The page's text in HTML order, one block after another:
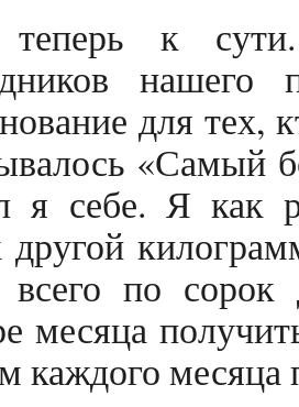
к
нашего
для тех,
«Самый
я себе. Я как
другой
всего по
месяца
каждого месяца